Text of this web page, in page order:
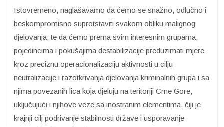
Istovremeno, naglašavamo da ćemo se snažno, odlučno i
beskompromisno suprotstaviti svakom obliku malignog
djelovanja, te da ćemo prema svim interesnim grupama,
pojedincima i pokušajima destabilizacije preduzimati mjere
kroz preciznu operacionalizaciju aktivnosti u cilju
neutralizacije i razotkrivanja djelovanja kriminalnih grupa i sa
njima povezanih lica koja djeluju na teritoriji Crne Gore,
uključujući i njihove veze sa inostranim elementima, čiji je
krajnji cilj podrivanje stabilnosti države i usporavanje